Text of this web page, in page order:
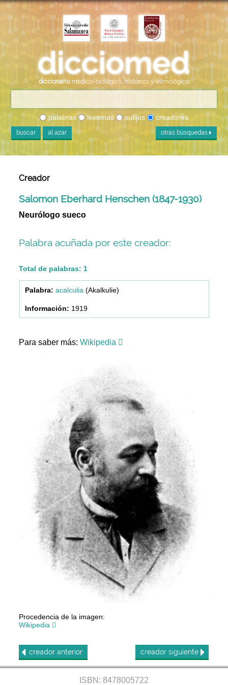
diccionario médico-biológico, histórico y etimológico
palabras lexemas sufijos creadores
buscar al azar otras búsquedas
Creador
Salomon Eberhard Henschen (1847-1930)
Neurólogo sueco
Palabra acuñada por este creador:
Total de palabras: 1
acalculia (Akalkulie)
1919
Para saber más:Wikipedia
Procedencia de la imagen:
Wikipedia
creador anterior creador siguiente
ISBN: 8478005722